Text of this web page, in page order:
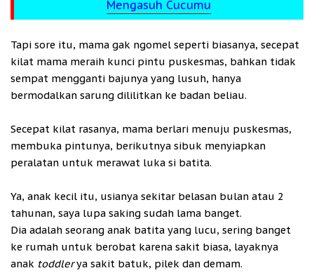
Mengasuh Cucumu
Tapi sore itu, mama gak ngomel seperti biasanya, secepat
kilat mama meraih kunci pintu puskesmas, bahkan tidak
sempat mengganti bajunya yang lusuh, hanya
bermodalkan sarung dililitkan ke badan beliau.
Secepat kilat rasanya, mama berlari menuju puskesmas,
membuka pintunya, berikutnya sibuk menyiapkan
peralatan untuk merawat luka si batita.
Ya, anak kecil itu, usianya sekitar belasan bulan atau 2
tahunan, saya lupa saking sudah lama banget.
Dia adalah seorang anak batita yang lucu, sering banget
ke rumah untuk berobat karena sakit biasa, layaknya
anak toddlerya sakit batuk, pilek dan demam.